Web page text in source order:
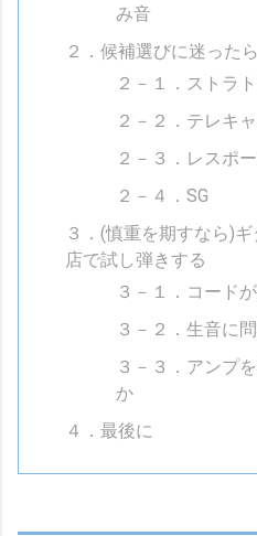
み音
２．候補選びに迷ったら
２－１．ストラ
２－２．テレキ
２－３．レスポ
２－４．SG
３．(慎重を期すなら)
店で試し弾きする
３－１．コード
３－２．生音に
３－３．アンプ
か
４．最後に